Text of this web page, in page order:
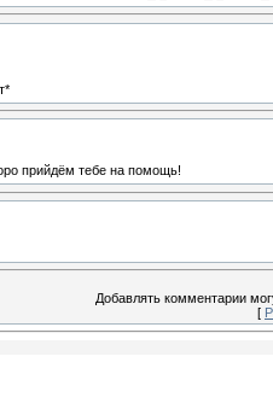
прийдём тебе на помощь!
Добавлять комментарии
[